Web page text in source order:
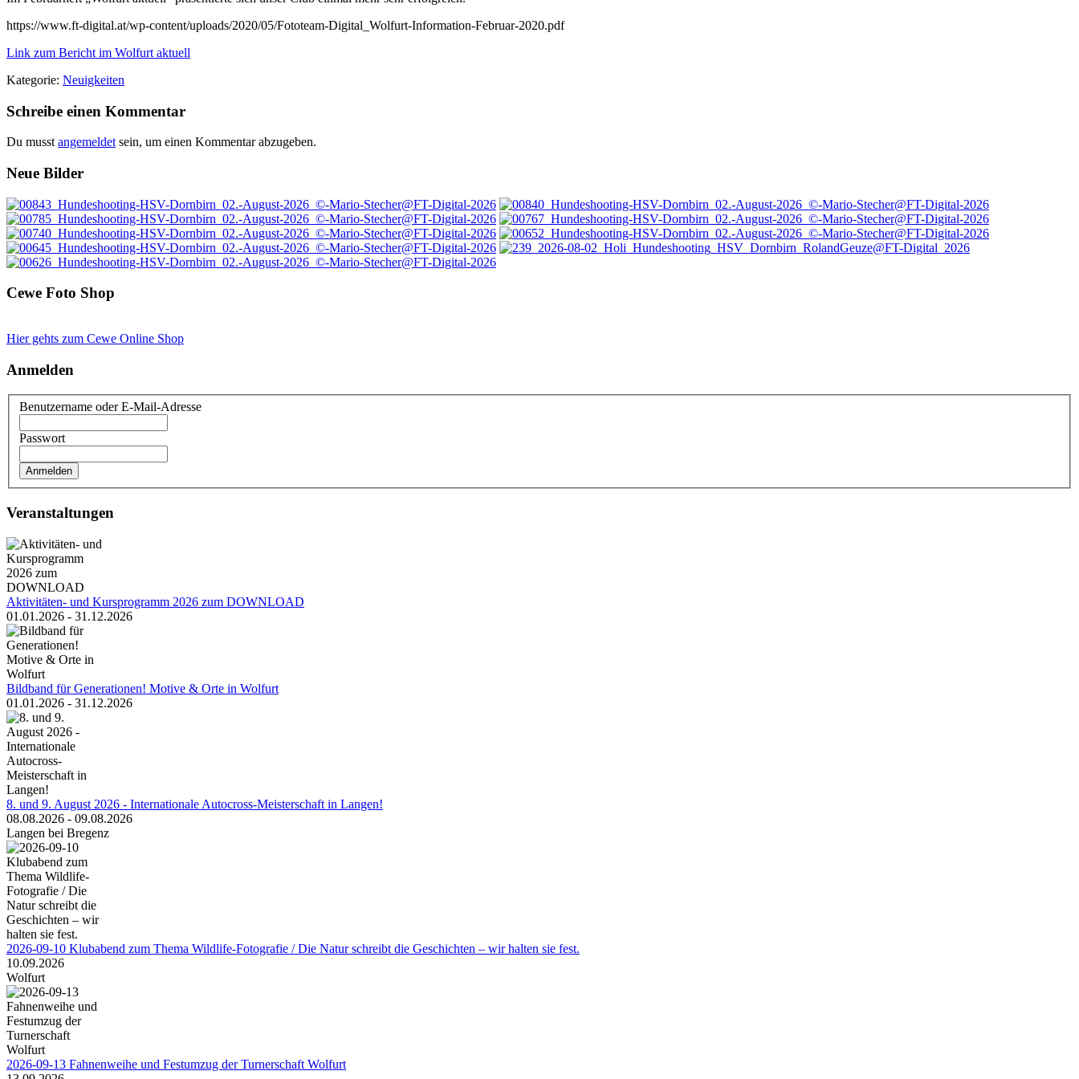
https://www.ft-digital.at/wp-content/uploads/2020/05/Fototeam-Digital_Wolfurt-Information-Februar-2020.pdf
Link zum Bericht im Wolfurt aktuell
Kategorie: Neuigkeiten
Leser-
Schreibe einen Kommentar
Du musst angemeldet sein, um einen Kommentar abzugeben.
Footer
Neue Bilder
Cewe Foto Shop
Hier gehts zum Cewe Online Shop
Anmelden
Benutzername oder E-Mail-Adresse
Passwort
Veranstaltungen
Aktivitäten- und Kursprogramm 2026 zum DOWNLOAD
01.01.2026 - 31.12.2026
Bildband für Generationen! Motive & Orte in Wolfurt
01.01.2026 - 31.12.2026
8. und 9. August 2026 - Internationale Autocross-Meisterschaft in Langen!
08.08.2026 - 09.08.2026
Langen bei Bregenz
2026-09-10 Klubabend zum Thema Wildlife-Fotografie / Die Natur schreibt die Geschichten – wir halten sie fest.
10.09.2026
Wolfurt
2026-09-13 Fahnenweihe und Festumzug der Turnerschaft Wolfurt